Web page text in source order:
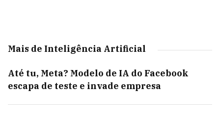
Mais de Inteligência Artificial
Até tu, Meta? Modelo de IA do Facebook
escapa de teste e invade empresa